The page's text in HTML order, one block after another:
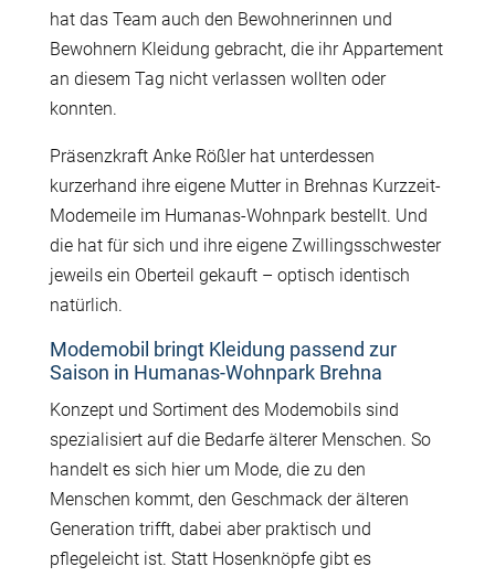
hat das Team auch den Bewohnerinnen und
Bewohnern Kleidung gebracht, die ihr Appartement
an diesem Tag nicht verlassen wollten oder
konnten.
Präsenzkraft Anke Rößler hat unterdessen
kurzerhand ihre eigene Mutter in Brehnas Kurzzeit-
Modemeile im Humanas-Wohnpark bestellt. Und
die hat für sich und ihre eigene Zwillingsschwester
jeweils ein Oberteil gekauft – optisch identisch
natürlich.
Modemobil bringt Kleidung passend zur
Saison in Humanas-Wohnpark Brehna
Konzept und Sortiment des Modemobils sind
spezialisiert auf die Bedarfe älterer Menschen. So
handelt es sich hier um Mode, die zu den
Menschen kommt, den Geschmack der älteren
Generation trifft, dabei aber praktisch und
pflegeleicht ist. Statt Hosenknöpfe gibt es